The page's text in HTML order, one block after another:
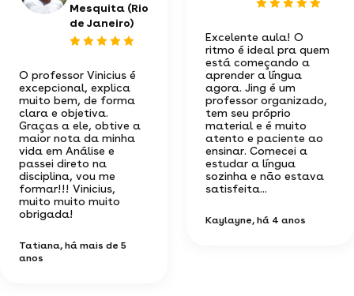
Mesquita (Rio
de Janeiro)
O professor Vinicius é
excepcional, explica
muito bem, de forma
clara e objetiva.
Graças a ele, obtive a
maior nota da minha
vida em Análise e
passei direto na
disciplina, vou me
formar!!! Vinicius,
muito muito muito
obrigada!
Tatiana, há mais de 5
anos
Excelente aula! O
ritmo é ideal pra quem
está começando a
aprender a língua
agora. Jing é um
professor organizado,
tem seu próprio
material e é muito
atento e paciente ao
ensinar. Comecei a
estudar a língua
sozinha e não estava
satisfeita...
Kaylayne, há 4 anos